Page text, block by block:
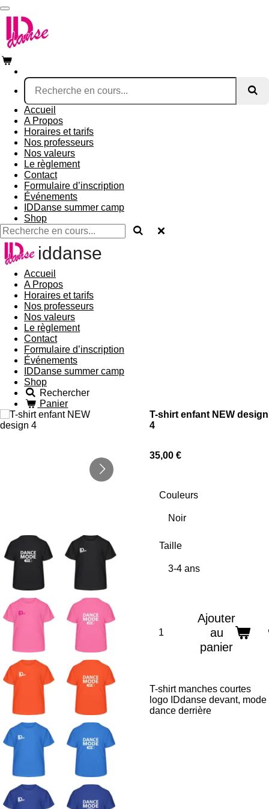
Passer
contenu
principal
Accueil
A Propos
Horaires et tarifs
Nos professeurs
Nos valeurs
Le règlement
Contact
Formulaire d’inscription
Événements
IDDanse summer camp
Shop
iddanse
Accueil
A Propos
Horaires et tarifs
Nos professeurs
Nos valeurs
Le règlement
Contact
Formulaire d’inscription
Événements
IDDanse summer camp
Shop
Rechercher
Panier
T-shirt enfant NEW design
4
35,00 €
Couleurs
Taille
Ajouter
au
panier
T-shirt manches courtes
logo IDdanse devant, mode
dance derrière